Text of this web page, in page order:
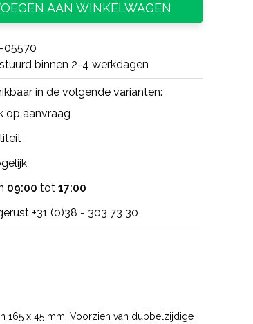
AAN WINKELWAGEN
05570
binnen 2-4 werkdagen
in de volgende varianten:
op aanvraag
09:00 tot 17:00
+31 (0)38 - 303 73 30
165 x 45 mm. Voorzien van dubbelzijdige